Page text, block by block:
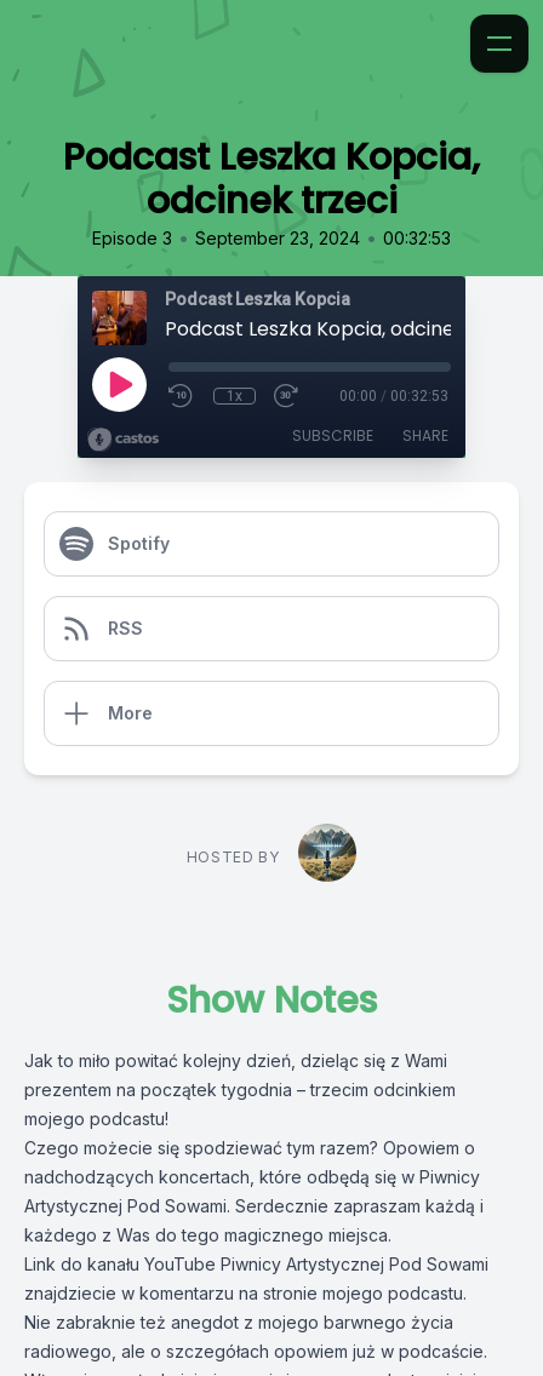
Podcast Leszka Kopcia,
odcinek trzeci
Episode 3 • September 23, 2024 • 00:32:53
Podcast Leszka Kopcia
Podcast Leszka Kopcia, odcinek trzeci
1x 00:00 / 00:32:53
SUBSCRIBE SHARE
Spotify
RSS
More
HOSTED BY
Show Notes
Jak to miło powitać kolejny dzień, dzieląc się z Wami
prezentem na początek tygodnia – trzecim odcinkiem
mojego podcastu!
Czego możecie się spodziewać tym razem? Opowiem o
nadchodzących koncertach, które odbędą się w Piwnicy
Artystycznej Pod Sowami. Serdecznie zapraszam każdą i
każdego z Was do tego magicznego miejsca.
Link do kanału YouTube Piwnicy Artystycznej Pod Sowami
znajdziecie w komentarzu na stronie mojego podcastu.
Nie zabraknie też anegdot z mojego barwnego życia
radiowego, ale o szczegółach opowiem już w podcaście.